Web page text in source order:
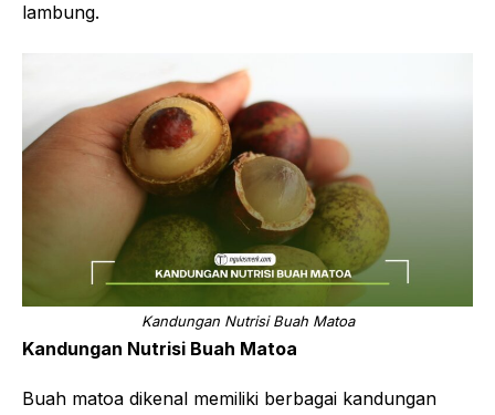
lambung.
Kandungan Nutrisi Buah Matoa
Kandungan Nutrisi Buah Matoa
Buah matoa dikenal memiliki berbagai kandungan